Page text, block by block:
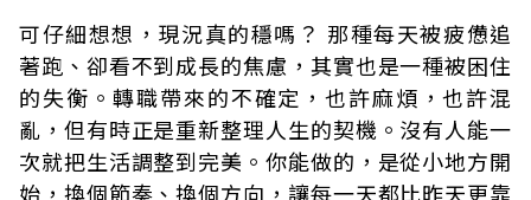
可仔細想想，現況真的穩嗎？ 那種每天被疲憊追
著跑、卻看不到成長的焦慮，其實也是一種被困住
的失衡。轉職帶來的不確定，也許麻煩，也許混
亂，但有時正是重新整理人生的契機。沒有人能一
次就把生活調整到完美。你能做的，是從小地方開
始，換個節奏、換個方向，讓每一天都比昨天更靠